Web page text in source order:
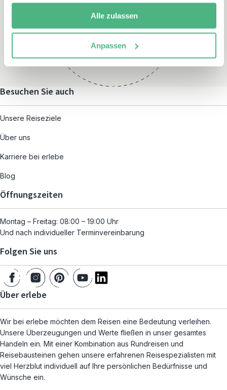
Alle zulassen
Anpassen
Montag – Freitag:
und nach individueller
Terminvereinbarung
Besuchen Sie auch
Unsere Reiseziele
Über uns
Karriere bei erlebe
Blog
Öffnungszeiten
Montag – Freitag: 08:00 – 19:00 Uhr
Und nach individueller Terminvereinbarung
Folgen Sie uns
Über erlebe
Wir bei erlebe möchten dem Reisen eine Bedeutung verleihen.
Unsere Überzeugungen und Werte fließen in unser gesamtes
Handeln ein. Mit einer Kombination aus Rundreisen und
Reisebausteinen gehen unsere erfahrenen Reisespezialisten mit
viel Herzblut individuell auf Ihre persönlichen Bedürfnisse und
Wünsche ein.